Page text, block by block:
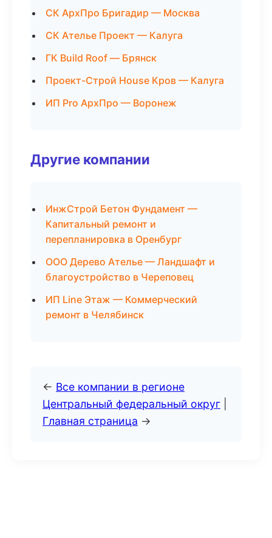
СК АрхПро Бригадир — Москва
СК Ателье Проект — Калуга
ГК Build Roof — Брянск
Проект-Строй House Кров — Калуга
ИП Pro АрхПро — Воронеж
Другие компании
ИнжСтрой Бетон Фундамент —
Капитальный ремонт и
перепланировка в Оренбург
ООО Дерево Ателье — Ландшафт и
благоустройство в Череповец
ИП Line Этаж — Коммерческий
ремонт в Челябинск
← Все компании в регионе
Центральный федеральный округ
Главная страница →